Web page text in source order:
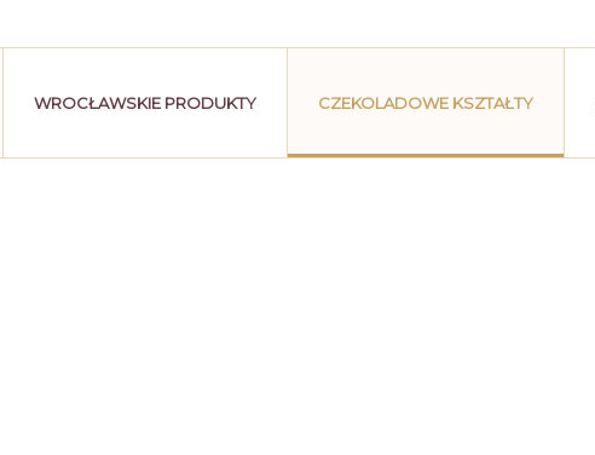
WROCŁAWSKIE PRODUKTY CZEKOLADOWE KSZTAŁTY